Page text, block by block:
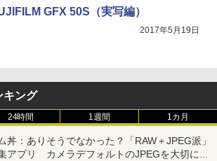
GFX 50S（実写編）
2017年5月19日
キング
24時間 1週間 1カ月
丼：ありそうでなかった？「RAW＋JPEG派」
アプリ カメラデフォルトのJPEGを大切にす